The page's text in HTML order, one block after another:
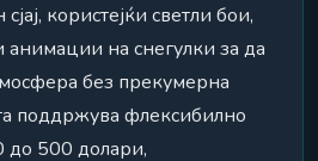
користејќи светли бои,
анимации на снегулки за да
без прекумерна
поддржува флексибилно
500 долари,